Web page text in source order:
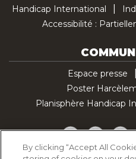
Handicap International
Accessibilité :
Espace presse
Poster
Planisphère Handicap
Facebook
Twitter
By clicking “Accept All